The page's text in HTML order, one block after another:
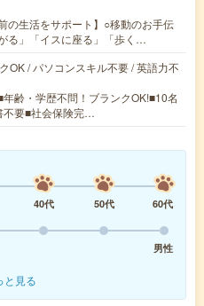
の生活をサポート】○移動のお手伝
る」「イスに座る」「歩く…
OK / パソコンスキル不要 / 英語力不
齢・学歴不問！ブランクOK!■10名
不要■社会保険完…
40代 50代
60代
男性
と見る